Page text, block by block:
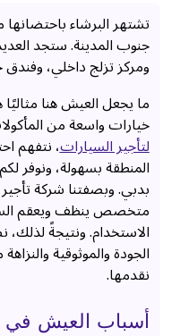
تشتهر البرشاء باحتضانها
جنوب المدينة. ستجد
ومركز تزلج داخلي،
ما يجعل العيش هنا
خيارات واسعة من
لتأجير السيارات، نتفهم
المنطقة بسهولة، ونوفر
بدبي. وبصفتنا شركة
متخصص ينظف ويعقم
الاستخدام. ونتيجةً
الجودة والموثوقية
نقدمها.
أسباب العيش في